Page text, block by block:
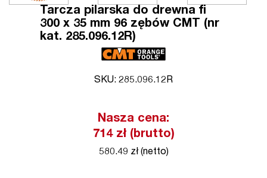
Tarcza pilarska do drewna fi
300 x 35 mm 96 zębów CMT (nr
kat. 285.096.12R)
SKU: 285.096.12R
Nasza cena:
714 zł (brutto)
580.49 zł (netto)